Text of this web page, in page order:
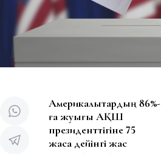
Америкалықтардың 86%-
ға жуығы АҚШ
президенттігіне 75
жасқа дейінгі жас